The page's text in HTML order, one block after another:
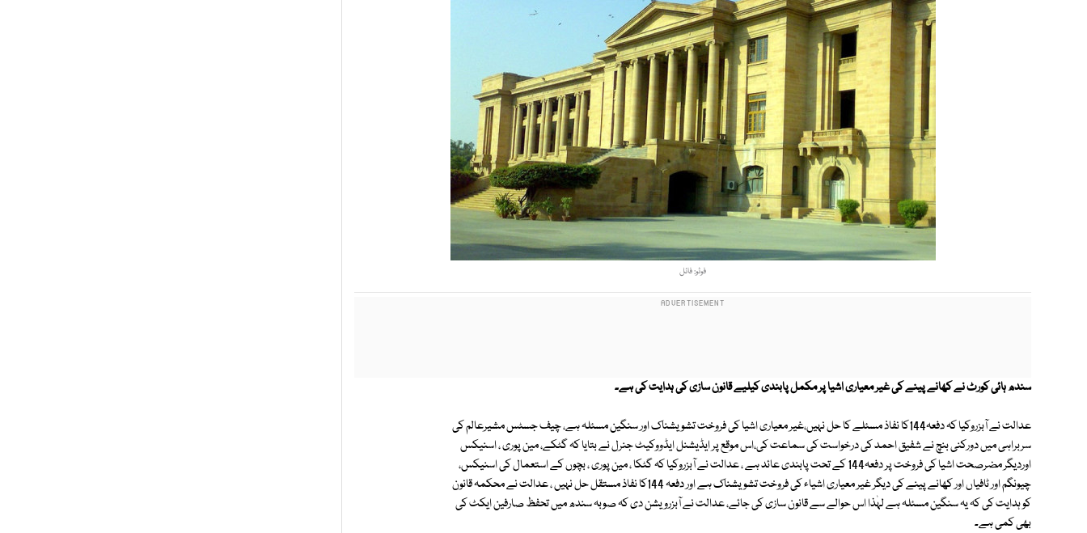
فوٹو: فائل
سندھ ہائی کورٹ نے کھانے پینے کی غیر معیاری اشیا پر مکمل پابندی کیلیے قانون سازی کی ہدایت کی ہے۔
عدالت نے آبزروکیا کہ دفعہ144کا نفاذ مسئلے کا حل نہیں،غیر معیاری اشیا کی فروخت تشویشناک اور سنگین مسئلہ ہے، چیف جسٹس مشیرعالم کی
سربراہی میں دورکنی بنچ نے شفیق احمد کی درخواست کی سماعت کی،اس موقع پر ایڈیشنل ایڈووکیٹ جنرل نے بتایا کہ گٹکے، مین پوری ، اسنیکس
اوردیگر مضرصحت اشیا کی فروخت پر دفعہ144 کے تحت پابندی عائد ہے ، عدالت نے آبزروکیا کہ گٹکا ، مین پوری ، بچوں کے استعمال کی اسنیکس،
چیونگم اور ٹافیاں اور کھانے پینے کی دیگر غیر معیاری اشیاء کی فروخت تشویشناک ہے اور دفعہ 144کا نفاذ مستقل حل نہیں ، عدالت نے محکمہ قانون
کو ہدایت کی کہ یہ سنگین مسئلہ ہے لہٰذا اس حوالے سے قانون سازی کی جائے، عدالت نے آبزرویشن دی کہ صوبہ سندھ میں تحفظ صارفین ایکٹ کی
بھی کمی ہے۔